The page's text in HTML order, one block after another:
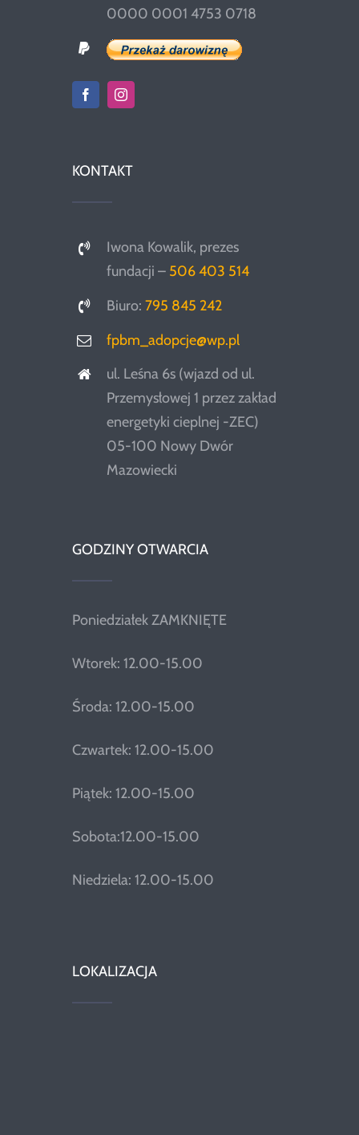
0000 0001 4753 0718
KONTAKT
Iwona Kowalik, prezes
fundacji – 506 403 514
Biuro:795 845 242
fpbm_adopcje@wp.pl
ul. Leśna 6s (wjazd od ul.
Przemysłowej 1 przez zakład
energetyki cieplnej -ZEC)
05-100 Nowy Dwór
Mazowiecki
GODZINY OTWARCIA
Poniedziałek ZAMKNIĘTE
Wtorek: 12.00-15.00
Środa: 12.00-15.00
Czwartek: 12.00-15.00
Piątek: 12.00-15.00
Sobota:12.00-15.00
Niedziela: 12.00-15.00
LOKALIZACJA